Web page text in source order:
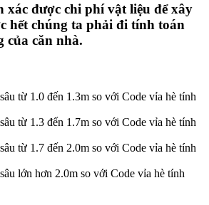
xác được chi phí vật liệu để xây
hết chúng ta phải đi tính toán
của căn nhà.
từ 1.0 đến 1.3m so với Code vỉa hè tính
từ 1.3 đến 1.7m so với Code vỉa hè tính
từ 1.7 đến 2.0m so với Code vỉa hè tính
lớn hơn 2.0m so với Code vỉa hè tính